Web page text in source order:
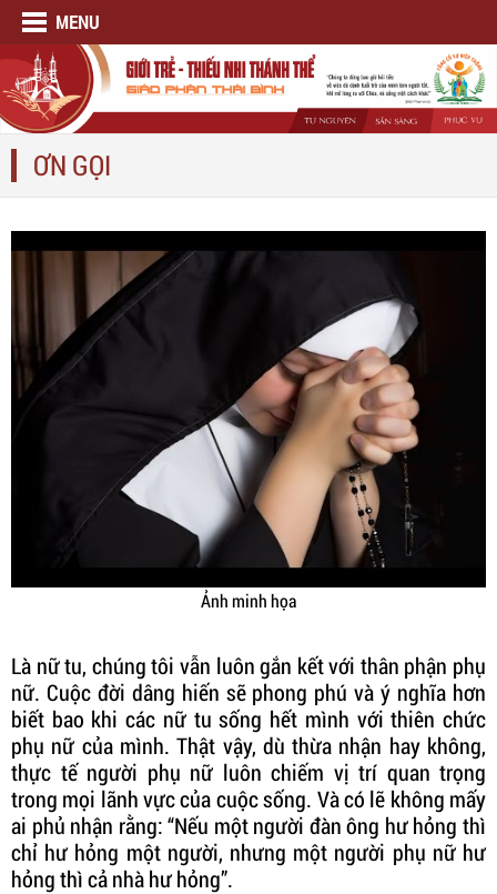
MENU
ƠN GỌI
Ảnh minh họa
Là nữ tu, chúng tôi vẫn luôn gắn kết với thân phận phụ
nữ. Cuộc đời dâng hiến sẽ phong phú và ý nghĩa hơn
biết bao khi các nữ tu sống hết mình với thiên chức
phụ nữ của mình. Thật vậy, dù thừa nhận hay không,
thực tế người phụ nữ luôn chiếm vị trí quan trọng
trong mọi lãnh vực của cuộc sống. Và có lẽ không mấy
ai phủ nhận rằng: “Nếu một người đàn ông hư hỏng thì
chỉ hư hỏng một người, nhưng một người phụ nữ hư
hỏng thì cả nhà hư hỏng”.